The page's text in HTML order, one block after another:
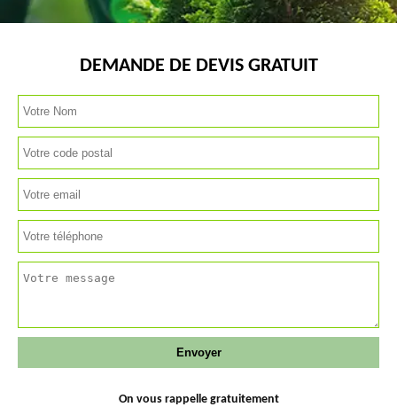
DEMANDE DE DEVIS GRATUIT
On vous rappelle gratuitement